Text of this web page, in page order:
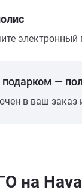
подарком —
в ваш заказ
на